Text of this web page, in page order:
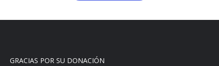
GRACIAS POR SU DONACIÓN